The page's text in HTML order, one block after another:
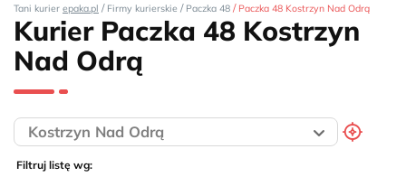
Tani kurier epaka.pl / Firmy kurierskie / Paczka 48 / Paczka 48 Kostrzyn Nad Odrą
Kurier Paczka 48 Kostrzyn
Nad Odrą
Filtruj listę wg: